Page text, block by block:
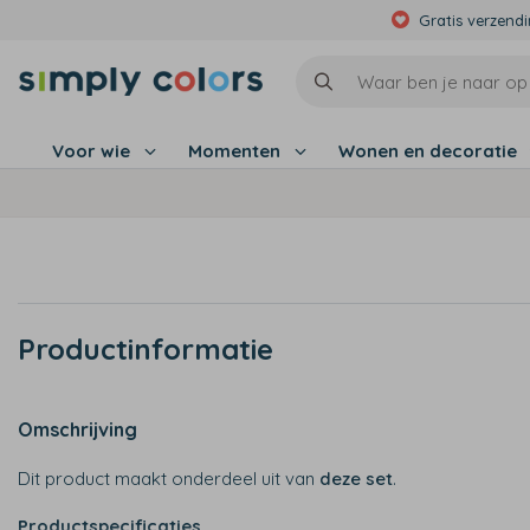
Gratis
Voor wie Momenten Wonen en decoratie
Productinformatie
Omschrijving
Dit product maakt onderdeel uit van deze set.